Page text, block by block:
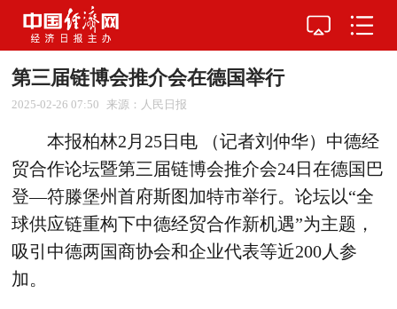
第三届链博会推介会在德国举行
2025-02-26 07:50 来源：人民日报
本报柏林2月25日电 （记者刘仲华）中德经
贸合作论坛暨第三届链博会推介会24日在德国巴
登—符滕堡州首府斯图加特市举行。论坛以“全
球供应链重构下中德经贸合作新机遇”为主题，
吸引中德两国商协会和企业代表等近200人参
加。